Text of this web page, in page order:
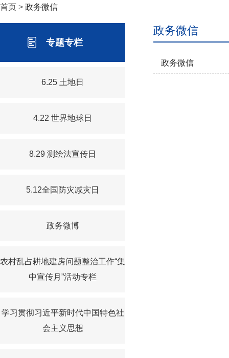
首页 > 政务微信
专题专栏
6.25 土地日
4.22 世界地球日
8.29 测绘法宣传日
5.12全国防灾减灾日
政务微博
农村乱占耕地建房问题整治工作“集
中宣传月”活动专栏
学习贯彻习近平新时代中国特色社
会主义思想
政务微信
政务微信